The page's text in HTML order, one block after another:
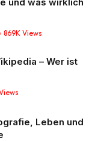
869K Views
– Wer ist
Leben und